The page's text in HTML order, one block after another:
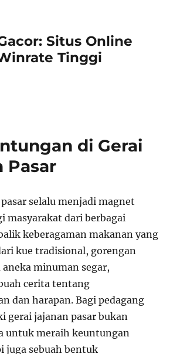
Situs Online
Tinggi
di Gerai
Pasar
selalu menjadi magnet
masyarakat dari berbagai
keberagaman makanan yang
kue tradisional, gorengan
minuman segar,
cerita tentang
dan harapan. Bagi pedagang
gerai jajanan pasar bukan
untuk meraih keuntungan
juga sebuah bentuk